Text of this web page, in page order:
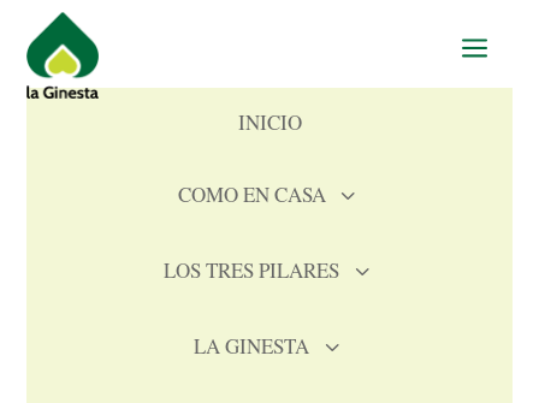
a
INICIO
3
COMO EN CASA
3
LOS TRES PILARES
3
LA GINESTA